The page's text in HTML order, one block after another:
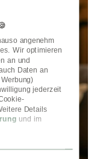
angenehm
Wir optimieren
an und
Daten an
jederzeit
Details